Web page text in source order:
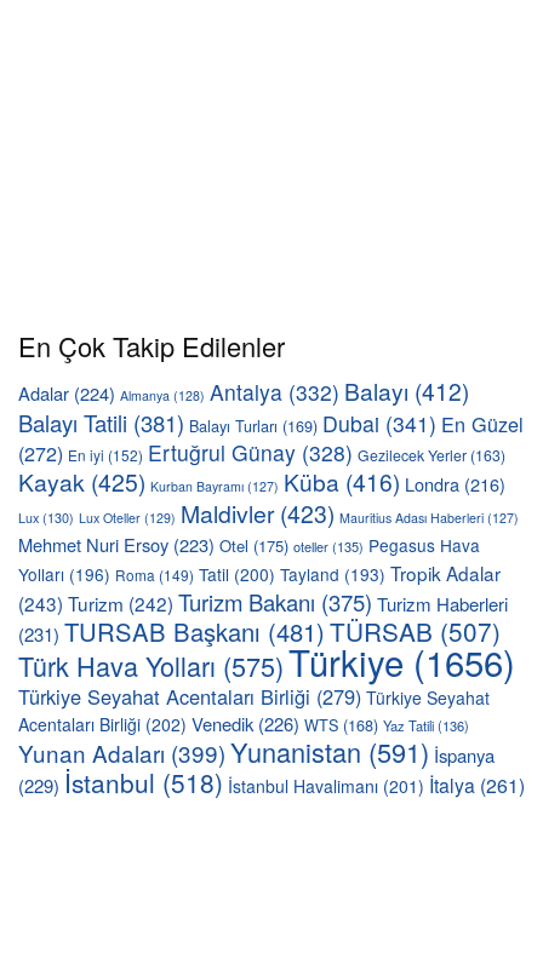
En Çok Takip Edilenler
Adalar (224) Almanya (128) Antalya (332) Balayı (412)
Balayı Tatili (381) Balayı Turları (169) Dubai (341) En Güzel
(272) En iyi (152) Ertuğrul Günay (328) Gezilecek Yerler (163)
Kayak (425) Kurban Bayramı (127) Küba (416) Londra (216)
Lux (130) Lux Oteller (129) Maldivler(423) Mauritius Adası Haberleri (127)
Mehmet Nuri Ersoy (223) Otel (175) oteller(135) Pegasus Hava
Yolları (196) Roma (149) Tatil (200) Tayland (193) Tropik Adalar
(243) Turizm (242) Turizm Bakanı (375) Turizm Haberleri
(231) TURSAB Başkanı (481)TÜRSAB (507)
Türk Hava Yolları (575)Türkiye (1656)
Türkiye Seyahat Acentaları Birliği (279) Türkiye Seyahat
Acentaları Birliği (202) Venedik (226) WTS (168) Yaz Tatili(136)
Yunan Adaları (399)Yunanistan (591) İspanya
(229) İstanbul (518) İstanbul Havalimanı (201) İtalya (261)